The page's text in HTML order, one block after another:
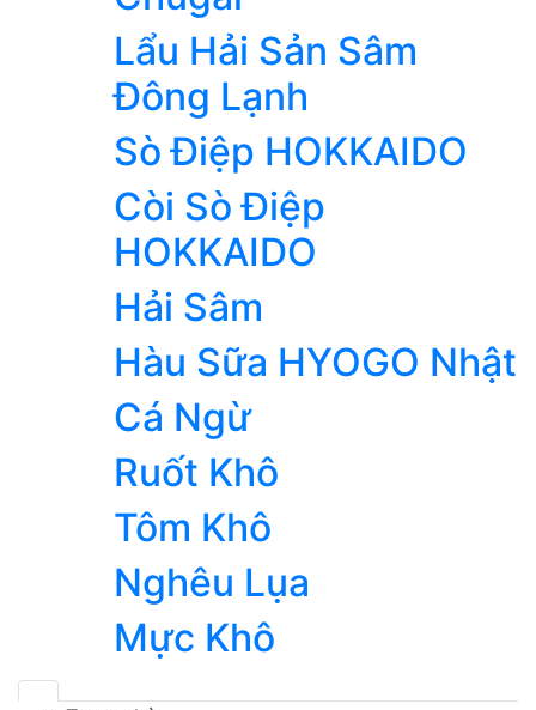
Lẩu Hải Sản Sâm
Đông Lạnh
Sò Điệp HOKKAIDO
Còi Sò Điệp
HOKKAIDO
Hải Sâm
Hàu Sữa HYOGO Nhật
Cá Ngừ
Ruốt Khô
Tôm Khô
Nghêu Lụa
Mực Khô